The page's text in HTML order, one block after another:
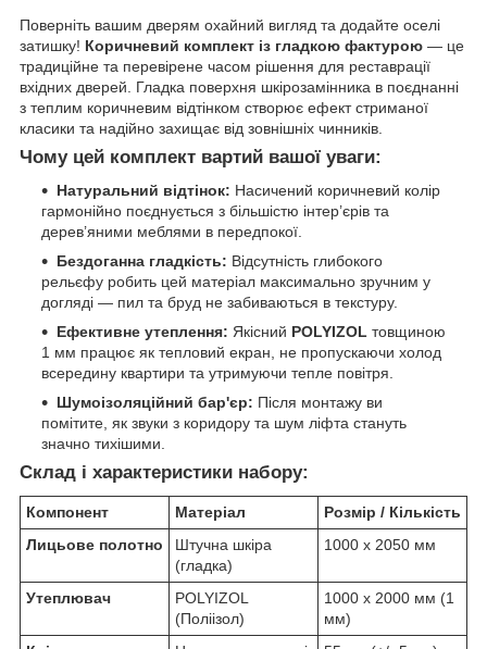
Поверніть вашим дверям охайний вигляд та додайте оселі
затишку! Коричневий комплект із гладкою фактурою — це
традиційне та перевірене часом рішення для реставрації
вхідних дверей. Гладка поверхня шкірозамінника в поєднанні
з теплим коричневим відтінком створює ефект стриманої
класики та надійно захищає від зовнішніх чинників.
Чому цей комплект вартий вашої уваги:
Натуральний відтінок: Насичений коричневий колір
гармонійно поєднується з більшістю інтер’єрів та
дерев’яними меблями в передпокої.
Бездоганна гладкість: Відсутність глибокого
рельєфу робить цей матеріал максимально зручним у
догляді — пил та бруд не забиваються в текстуру.
Ефективне утеплення: Якісний POLYIZOL товщиною
1 мм працює як тепловий екран, не пропускаючи холод
всередину квартири та утримуючи тепле повітря.
Шумоізоляційний бар'єр: Після монтажу ви
помітите, як звуки з коридору та шум ліфта стануть
значно тихішими.
Склад і характеристики набору:
Компонент Матеріал
Розмір / Кількість
Лицьове полотно
Штучна шкіра
(гладка)
1000 х 2050 мм
Утеплювач
POLYIZOL
(Поліізол)
1000 х 2000 мм (1
мм)